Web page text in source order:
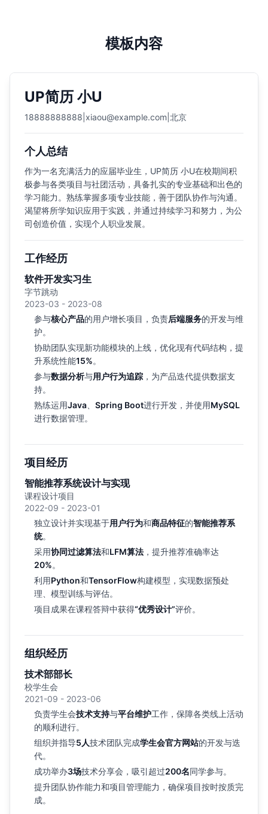
模板内容
UP简历 小U
18888888888 xiaou@example.com 北京
个人总结
作为一名充满活力的应届毕业生，UP简历 小U在校期间积
极参与各类项目与社团活动，具备扎实的专业基础和出色的
学习能力。熟练掌握多项专业技能，善于团队协作与沟通。
渴望将所学知识应用于实践，并通过持续学习和努力，为公
司创造价值，实现个人职业发展。
工作经历
软件开发实习生
字节跳动
2023-03 - 2023-08
参与核心产品的用户增长项目，负责后端服务的开发与维
护。
协助团队实现新功能模块的上线，优化现有代码结构，提
升系统性能15%。
参与数据分析与用户行为追踪 ，为产品迭代提供数据支
持。
熟练运用Java Spring Boot进行开发，并使用MySQL
进行数据管理。
项目经历
智能推荐系统设计与实现
课程设计项目
2022-09 - 2023-01
独立设计并实现基于用户行为和商品特征的智能推荐系
统。
采用协同过滤算法和LFM算法 ，提升推荐准确率达
20%。
利用Python和TensorFlow构建模型，实现数据预处
理、模型训练与评估。
项目成果在课程答辩中获得“优秀设计”评价。
组织经历
技术部部长
校学生会
2021-09 - 2023-06
负责学生会技术支持与平台维护工作，保障各类线上活动
的顺利进行。
组织并指导5人技术团队完成学生会官方网站的开发与迭
代。
成功举办3场技术分享会，吸引超过200名同学参与。
提升团队协作能力和项目管理能力，确保项目按时按质完
成。